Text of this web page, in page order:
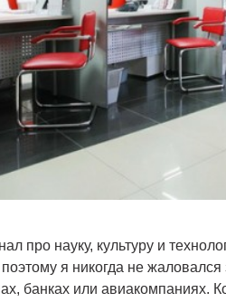
про науку, культуру и
поэтому я никогда не
банках или авиакомпаниях.